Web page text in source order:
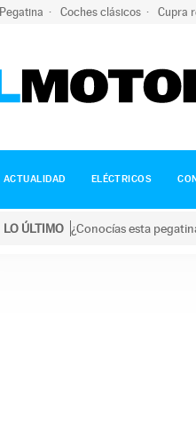
Pegatina Coches clásicos Cupra
ACTUALIDAD ELÉCTRICOS
LO ÚLTIMO ¿Conocías esta